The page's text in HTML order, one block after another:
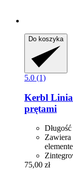
Do koszyka
5.0 (1)
Kerbl Linia
prętami
75,00 zł